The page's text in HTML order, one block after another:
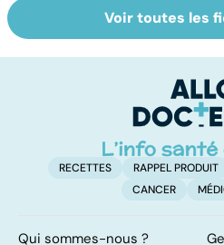
Tout savoir sur
les infections
Voir toutes les
RECETTES RAPPEL PRODUIT
CANCER
Qui sommes-nous ?